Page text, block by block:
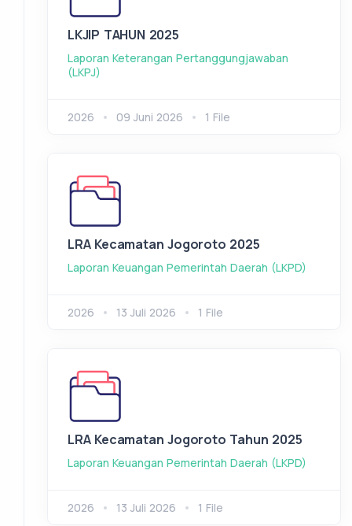
LKJIP TAHUN 2025
Laporan Keterangan Pertanggungjawaban
(LKPJ)
2026 09 Juni 2026 1 File
LRA Kecamatan Jogoroto 2025
Laporan Keuangan Pemerintah Daerah (LKPD)
2026 13 Juli 2026 1 File
LRA Kecamatan Jogoroto Tahun 2025
Laporan Keuangan Pemerintah Daerah (LKPD)
2026 13 Juli 2026 1 File